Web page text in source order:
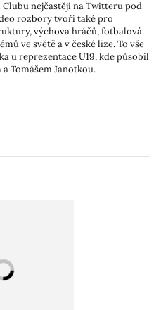
nejčastěji na Twitteru pod
rozbory tvoří také pro
výchova hráčů, fotbalová
ve světě a v české lize. To vše
u reprezentace U19, kde působil
Tomášem Janotkou.